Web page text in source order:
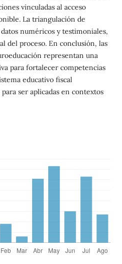
vinculadas al acceso
La triangulación de
numéricos y testimoniales,
del proceso. En conclusión, las
representan una
para fortalecer competencias
educativo fiscal
ser aplicadas en contextos